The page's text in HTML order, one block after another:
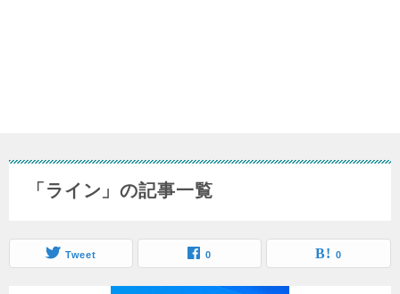
「ライン」の記事一覧
Tweet 0 0